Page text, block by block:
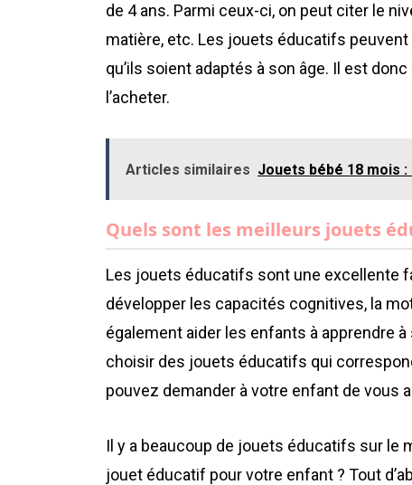
de 4 ans. Parmi ceux-ci, on peut citer le
matière, etc. Les jouets éducatifs peuvent
qu’ils soient adaptés à son âge. Il est
l’acheter.
Articles similaires Jouets bébé 18 mois
Quels sont les meilleurs jouets
Les jouets éducatifs sont une excellente
développer les capacités cognitives, la
également aider les enfants à apprendre
choisir des jouets éducatifs qui
pouvez demander à votre enfant de vous
Il y a beaucoup de jouets éducatifs sur le
jouet éducatif pour votre enfant ? Tout